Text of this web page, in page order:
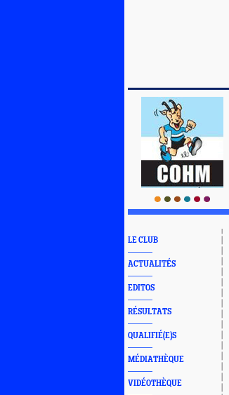
LE CLUB
ACTUALITÉS
EDITOS
RÉSULTATS
QUALIFIÉ(E)S
MÉDIATHÈQUE
VIDÉOTHÈQUE